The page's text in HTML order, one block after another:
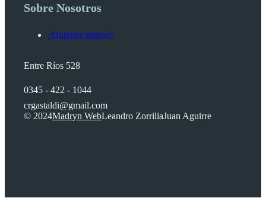
Sobre Nosotros
¿Quienes somos?
Entre Ríos 528
0345 - 422 - 1044
crgastaldi@gmail.com
© 2024Madryn WebLeandro ZorrillaJuan Aguirre